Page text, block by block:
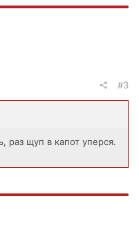
#3
раз щуп в капот уперся.